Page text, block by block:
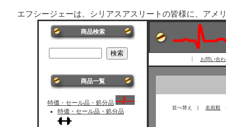
エフシージェーは、シリアスアスリートの皆様に、アメ
商品検索
商品一覧
特価・セール品・処分品
特価・セール品・処分品
お問い合
並べ替え | 名前順